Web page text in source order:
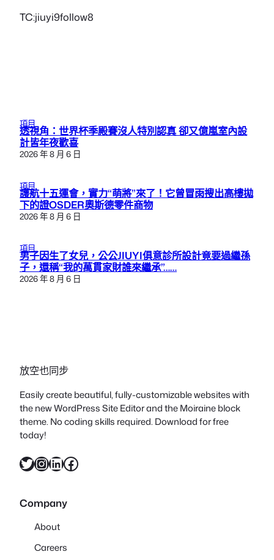
TC:jiuyi9follow8
項目
透視角：世界杯季殿賽沒人特別認真 卻又億嵐室內設
計皆年夜歡喜
2026 年 8 月 6 日
項目
護航十五運會，實力“萌將”來了！它曾冒雨搜出高樓拋
下的證OSDER奧斯德零件商物
2026 年 8 月 6 日
項目
男子因生了女兒，公公JIUYI俱意診所設計竟要過繼孫
子，還稱“我的萬貫家財誰來繼承”……
2026 年 8 月 6 日
放空也同步
Easily create beautiful, fully-customizable websites with
the new WordPress Site Editor and the Moiraine block
theme. No coding skills required. Download for free
today!
X InstagramLinkedIn Facebook
Company
About
Careers